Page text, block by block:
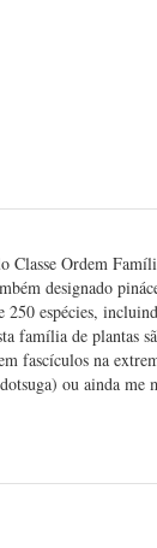
Classe Ordem
designado
espécies,
família de plantas
fascículos na
ou ainda me